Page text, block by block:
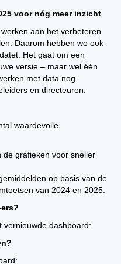
voor nóg meer inzicht
aan het verbeteren
Daarom hebben we ook
Het gaat om een
versie – maar wel één
met data nog
en directeuren.
waardevolle
de grafieken voor sneller
op basis van de
van 2024 en 2025.
vernieuwde dashboard: